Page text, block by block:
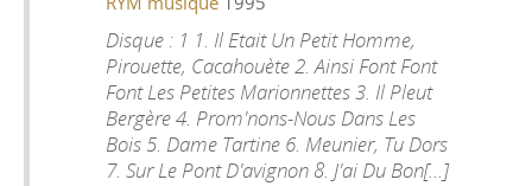
Disque : 1 1. Il Etait Un Petit Homme,
Pirouette, Cacahouète 2. Ainsi Font Font
Font Les Petites Marionnettes 3. Il Pleut
Bergère 4. Prom'nons-Nous Dans Les
Bois 5. Dame Tartine 6. Meunier, Tu Dors
7. Sur Le Pont D'avignon 8. J'ai Du Bon[...]